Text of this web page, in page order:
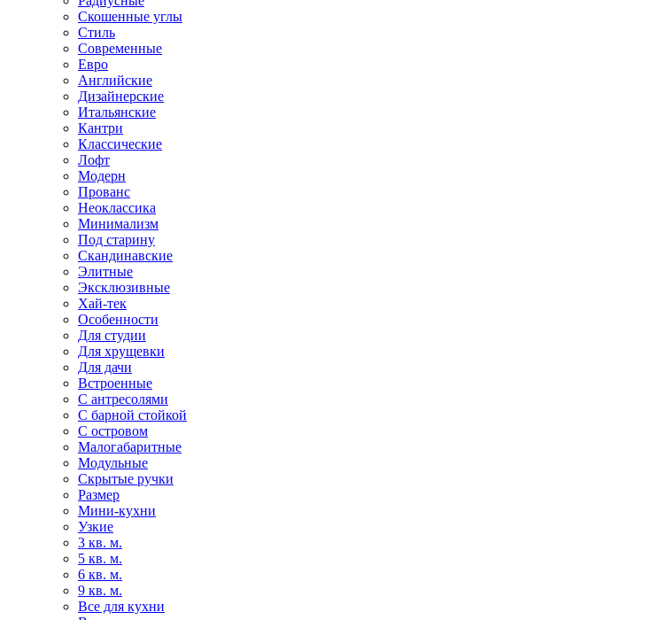
Скошенные углы
Стиль
Современные
Евро
Английские
Дизайнерские
Итальянские
Кантри
Классические
Лофт
Модерн
Прованс
Неоклассика
Минимализм
Под старину
Скандинавские
Элитные
Эксклюзивные
Хай-тек
Особенности
Для студии
Для хрущевки
Для дачи
Встроенные
С антресолями
С барной стойкой
С островом
Малогабаритные
Модульные
Скрытые ручки
Размер
Мини-кухни
Узкие
3 кв. м.
5 кв. м.
6 кв. м.
9 кв. м.
Все для кухни